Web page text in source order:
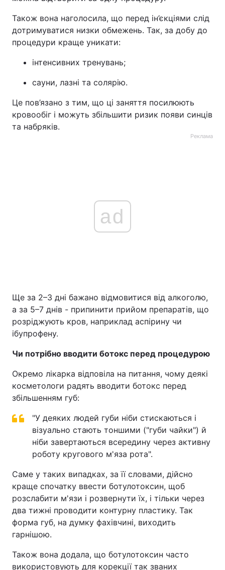
Також вона наголосила, що перед ін’єкціями слід
дотримуватися низки обмежень. Так, за добу до
процедури краще уникати:
інтенсивних тренувань;
сауни, лазні та солярію.
Це пов’язано з тим, що ці заняття посилюють
кровообіг і можуть збільшити ризик появи синців
та набряків.
Реклама
ad
Ще за 2–3 дні бажано відмовитися від алкоголю,
а за 5–7 днів - припинити прийом препаратів, що
розріджують кров, наприклад аспірину чи
ібупрофену.
Чи потрібно вводити ботокс перед процедурою
Окремо лікарка відповіла на питання, чому деякі
косметологи радять вводити ботокс перед
збільшенням губ:
"У деяких людей губи ніби стискаються і
візуально стають тоншими ("губи чайки") й
ніби завертаються всередину через активну
роботу кругового м'яза рота".
Саме у таких випадках, за її словами, дійсно
краще спочатку ввести ботулотоксин, щоб
розслабити м'язи і розвернути їх, і тільки через
два тижні проводити контурну пластику. Так
форма губ, на думку фахівчині, виходить
гарнішою.
Також вона додала, що ботулотоксин часто
використовують для корекції так званих